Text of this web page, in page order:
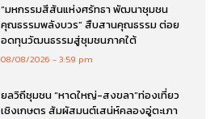
“มหกรรมสีสันแห่งศรัทธา พัฒนาชุมชน
คุณธรรมพลังบวร” สืบสานคุณธรรม ต่อย
อดทุนวัฒนธรรมสู่ชุมชนภาคใต้
08/08/2026 3:59 pm
ยลวิถีชุมชน “หาดใหญ่-สงขลา”ท่องเที่ยว
เชิงเกษตร สัมผัสมนต์เสน่ห์คลองอู่ตะเภา